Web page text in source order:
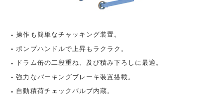
操作も簡単なチャッキング装置。
ポンプハンドルで上昇もラクラク。
ドラム缶の二段重ね、及び積み下ろしに最適。
強力なパーキングブレーキ装置搭載。
自動積荷チェックバルブ内蔵。